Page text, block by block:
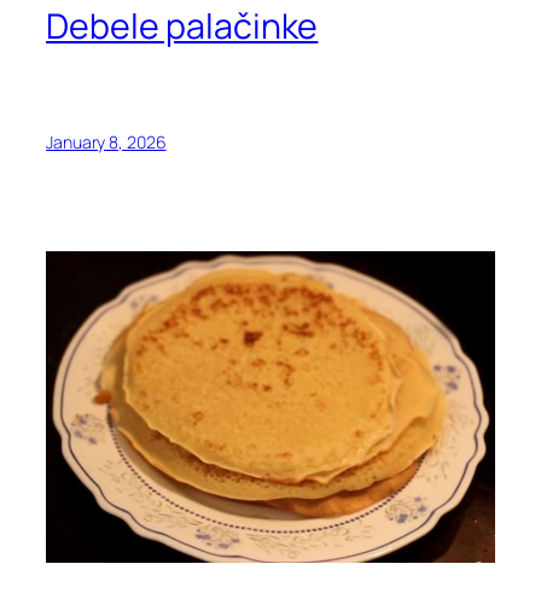
Debele palačinke
January 8, 2026